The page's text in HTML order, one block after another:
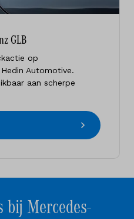
GLB
op
Automotive.
aan scherpe
bij Mercedes-